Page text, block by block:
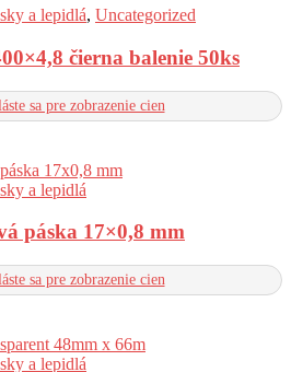
a lepidlá, Uncategorized
čierna balenie 50ks
sa pre zobrazenie cien
a lepidlá
páska 17×0,8 mm
sa pre zobrazenie cien
a lepidlá